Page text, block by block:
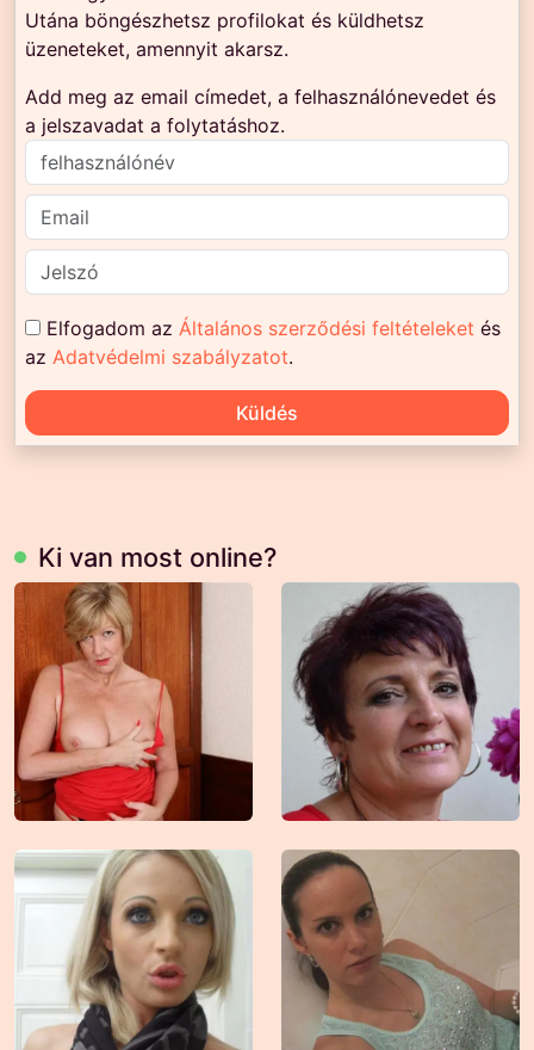
Utána böngészhetsz profilokat és küldhetsz
üzeneteket, amennyit akarsz.
Add meg az email címedet, a felhasználónevedet és
a jelszavadat a folytatáshoz.
Elfogadom az Általános szerződési feltételeket és
az Adatvédelmi szabályzatot.
Küldés
Ki van most online?